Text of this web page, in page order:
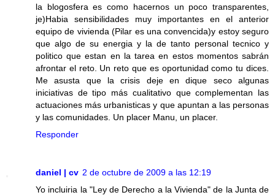
la blogosfera es como hacernos un poco transparentes,
je)Habia sensibilidades muy importantes en el anterior
equipo de vivienda (Pilar es una convencida)y estoy seguro
que algo de su energia y la de tanto personal tecnico y
politico que estan en la tarea en estos momentos sabrán
afrontar el reto. Un reto que es oportunidad como tu dices.
Me asusta que la crisis deje en dique seco algunas
iniciativas de tipo más cualitativo que complementan las
actuaciones más urbanisticas y que apuntan a las personas
y las comunidades. Un placer Manu, un placer.
Responder
daniel | cv 2 de octubre de 2009 a las 12:19
Yo incluiria la "Ley de Derecho a la Vivienda" de la Junta de